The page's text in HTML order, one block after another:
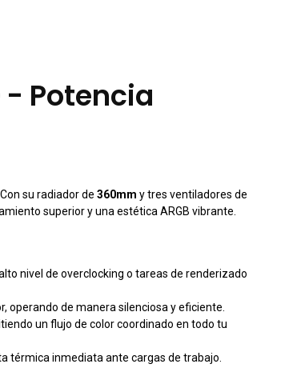
- Potencia
su radiador de 360mm y tres ventiladores de
superior y una estética ARGB vibrante.
nivel de overclocking o tareas de renderizado
de manera silenciosa y eficiente.
un flujo de color coordinado en todo tu
térmica inmediata ante cargas de trabajo.